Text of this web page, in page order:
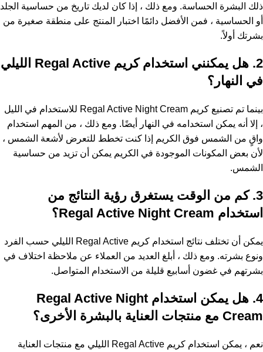
ذلك البشرة الحساسة. ومع ذلك ، إذا كان لديك تاريخ من حساسية الجلد
أو الحساسية ، فمن الأفضل دائمًا اختبار المنتج على منطقة صغيرة من
بشرتك أولاً.
2. هل يمكنني استخدام كريم Regal Active الليلي
في النهار؟
بينما تم تصنيع كريم Regal Active Night Cream للاستخدام في الليل
، إلا أنه يمكن استخدامه في النهار أيضًا. ومع ذلك ، من المهم استخدام
واقٍ من الشمس فوق الكريم إذا كنت تخطط للتعرض لأشعة الشمس ،
لأن بعض المكونات الموجودة في الكريم يمكن أن تزيد من حساسية
الشمس.
3. كم من الوقت يستغرق رؤية النتائج من
استخدام Regal Active Night Cream؟
يمكن أن تختلف نتائج استخدام كريم Regal Active الليلي حسب الفرد
ونوع بشرته. ومع ذلك ، أبلغ العديد من العملاء عن ملاحظة اختلاف في
بشرتهم في غضون أسابيع قليلة من الاستخدام المتواصل.
4. هل يمكن استخدام Regal Active Night
Cream مع منتجات العناية بالبشرة الأخرى؟
نعم ، يمكن استخدام كريم Regal Active الليلي مع منتجات العناية